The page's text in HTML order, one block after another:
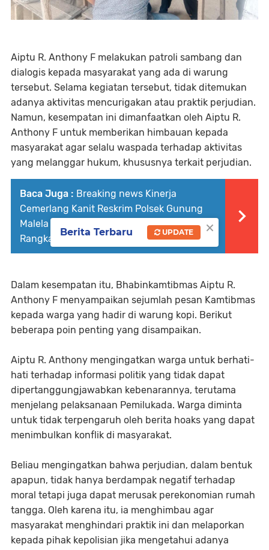
Aiptu R. Anthony F melakukan patroli sambang dan
dialogis kepada masyarakat yang ada di warung
tersebut. Selama kegiatan tersebut, tidak ditemukan
adanya aktivitas mencurigakan atau praktik perjudian.
Namun, kesempatan ini dimanfaatkan oleh Aiptu R.
Anthony F untuk memberikan himbauan kepada
masyarakat agar selalu waspada terhadap aktivitas
yang melanggar hukum, khususnya terkait perjudian.
Baca Juga : Breaking news Kinerja
Cemerlang Kanit Reskrim Polsek Gunung
Malela DPO Penggelapan Ditangkap Hingga
Rangkasbitung
Dalam kesempatan itu, Bhabinkamtibmas Aiptu R.
Anthony F menyampaikan sejumlah pesan Kamtibmas
kepada warga yang hadir di warung kopi. Berikut
beberapa poin penting yang disampaikan.
Aiptu R. Anthony mengingatkan warga untuk berhati-
hati terhadap informasi politik yang tidak dapat
dipertanggungjawabkan kebenarannya, terutama
menjelang pelaksanaan Pemilukada. Warga diminta
untuk tidak terpengaruh oleh berita hoaks yang dapat
menimbulkan konflik di masyarakat.
Beliau mengingatkan bahwa perjudian, dalam bentuk
apapun, tidak hanya berdampak negatif terhadap
moral tetapi juga dapat merusak perekonomian rumah
tangga. Oleh karena itu, ia menghimbau agar
masyarakat menghindari praktik ini dan melaporkan
kepada pihak kepolisian jika mengetahui adanya
×
Berita Terbaru UPDATE